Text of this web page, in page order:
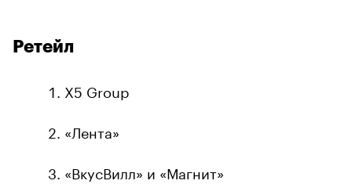
Ретейл
Х5 Group
«Лента»
«ВкусВилл» и «Магнит»